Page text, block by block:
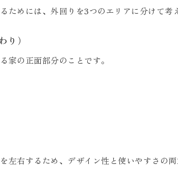
ためには、外回りを3つのエリアに分けて考
）
家の正面部分のことです。
左右するため、デザイン性と使いやすさの両